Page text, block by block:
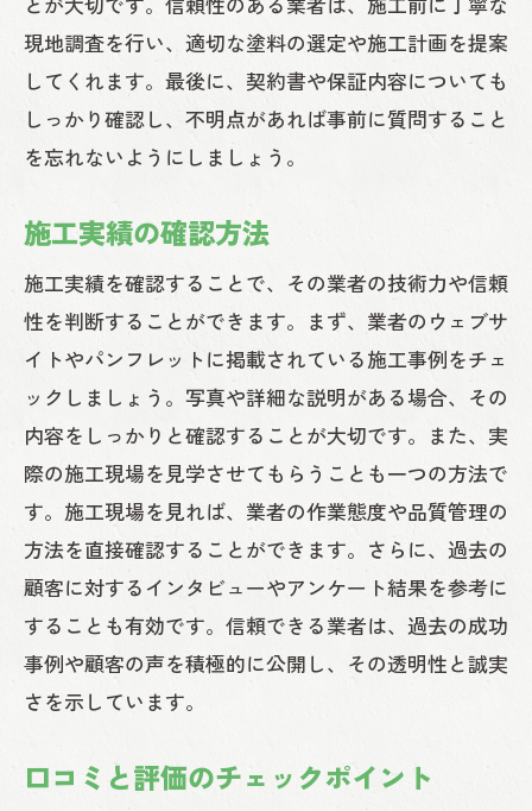
現地調査を行い、適切な塗料の選定や施工計画を提案
してくれます。最後に、契約書や保証内容についても
しっかり確認し、不明点があれば事前に質問すること
を忘れないようにしましょう。
施工実績の確認方法
施工実績を確認することで、その業者の技術力や信頼
性を判断することができます。まず、業者のウェブサ
イトやパンフレットに掲載されている施工事例をチェ
ックしましょう。写真や詳細な説明がある場合、その
内容をしっかりと確認することが大切です。また、実
際の施工現場を見学させてもらうことも一つの方法で
す。施工現場を見れば、業者の作業態度や品質管理の
方法を直接確認することができます。さらに、過去の
顧客に対するインタビューやアンケート結果を参考に
することも有効です。信頼できる業者は、過去の成功
事例や顧客の声を積極的に公開し、その透明性と誠実
さを示しています。
口コミと評価のチェックポイント